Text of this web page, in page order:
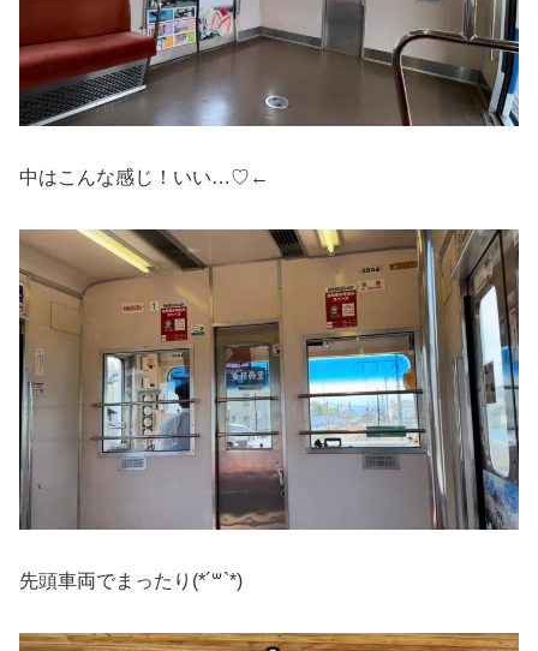
中はこんな感じ！いい…♡←
先頭車両でまったり(*´꒳`*)